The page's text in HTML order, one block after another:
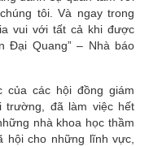
tôi. Và ngay trong
vui với tất cả khi được
Đại Quang” – Nhà báo
của các hội đồng giám
trường, đã làm việc hết
nhà khoa học thầm
hội cho những lĩnh vực,